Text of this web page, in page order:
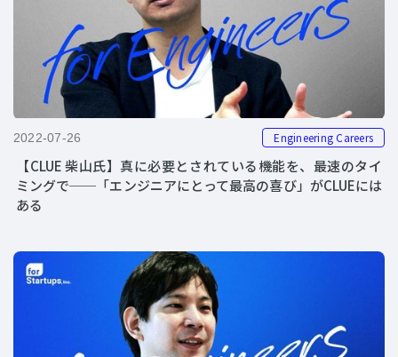
2022-07-26 Engineering Careers
【CLUE 柴山氏】真に必要とされている機能を、最速のタイ
ミングで──「エンジニアにとって最高の喜び」がCLUEには
ある